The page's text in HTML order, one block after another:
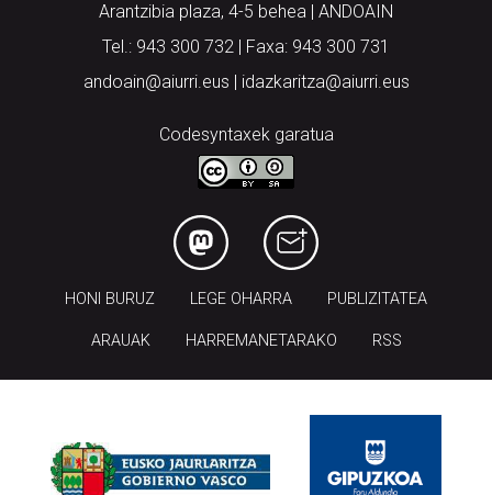
Arantzibia plaza, 4-5 behea | ANDOAIN
Tel.: 943 300 732 | Faxa: 943 300 731
andoain@aiurri.eus | idazkaritza@aiurri.eus
Codesyntaxek garatua
HONI BURUZ LEGE OHARRA PUBLIZITATEA
ARAUAK HARREMANETARAKO RSS